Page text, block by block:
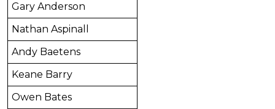
Gary Anderson
Nathan Aspinall
Andy Baetens
Keane Barry
Owen Bates